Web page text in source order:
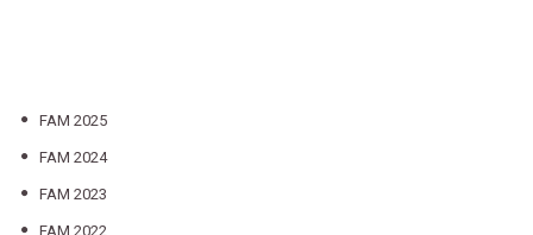
FAM 2025
FAM 2024
FAM 2023
FAM 2022